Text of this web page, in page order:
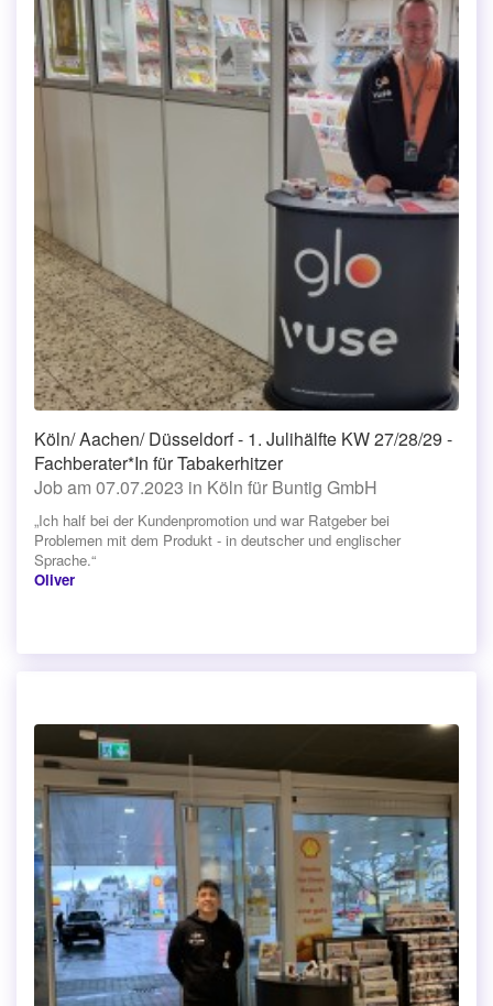
Köln/ Aachen/ Düsseldorf - 1. Julihälfte KW 27/28/29 -
Fachberater*In für Tabakerhitzer
Job am 07.07.2023 in Köln für Buntig GmbH
„Ich half bei der Kundenpromotion und war Ratgeber bei
Problemen mit dem Produkt - in deutscher und englischer
Sprache.“
Oliver